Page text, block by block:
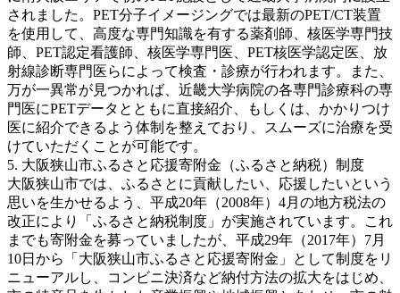
されました。PET分子イメージングでは最新のPET/CT装置
を使用して、高度な専門知識を有する薬剤師、核医学専門技
師、PET認定看護師、核医学専門医、PET核医学認定医、放
射線診断専門医らによって検査・診療が行われます。また、
万が一異常が見つかれば、近畿大学病院の各専門診療科の専
門医にPETデータとともに直接紹介、もしくは、かかりつけ
医に紹介できるよう体制を整えており、スムーズに治療を受
けていただくことが可能です。
5. 大阪狭山市ふるさと応援寄附金（ふるさと納税）制度
大阪狭山市では、ふるさとに貢献したい、応援したいという
思いを生かせるよう、平成20年（2008年）4月の地方税法の
改正により「ふるさと納税制度」が実施されています。これ
までも寄附金を募っていましたが、平成29年（2017年）7月
10日から「大阪狭山市ふるさと応援寄附金」として制度をリ
ニューアルし、コンビニ決済など納付方法の拡大をはじめ、